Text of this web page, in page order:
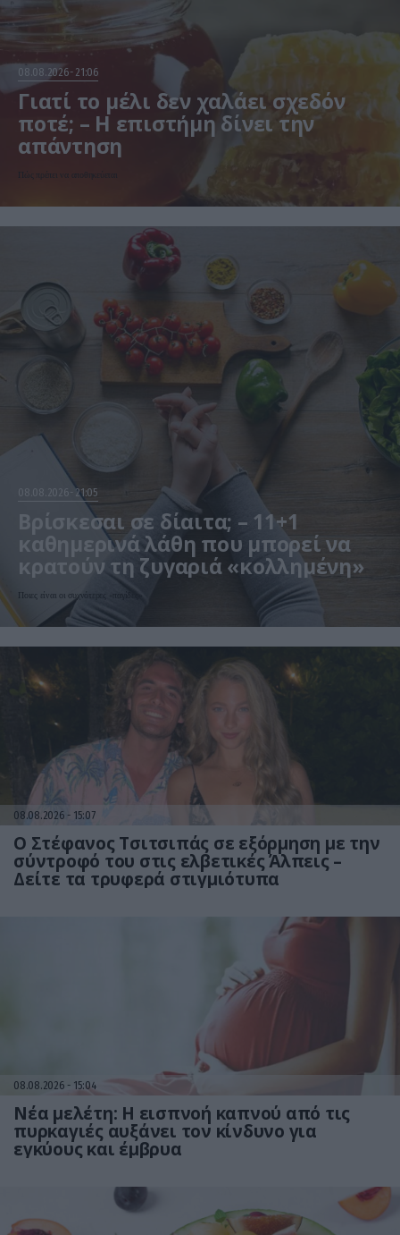
08.08.2026 21:06
Γιατί το μέλι δεν χαλάει σχεδόν
ποτέ; – Η επιστήμη δίνει την
απάντηση
Πώς πρέπει να αποθηκεύεται
08.08.2026 21:05
Βρίσκεσαι σε δίαιτα; – 11+1
καθημερινά λάθη που μπορεί να
κρατούν τη ζυγαριά «κολλημένη»
Ποιες είναι οι συχνότερες «παγίδες»
08.08.2026 15:07
Ο Στέφανος Τσιτσιπάς σε εξόρμηση με την
σύντροφό του στις ελβετικές Άλπεις –
Δείτε τα τρυφερά στιγμιότυπα
08.08.2026 15:04
Νέα μελέτη: Η εισπνοή καπνού από τις
πυρκαγιές αυξάνει τον κίνδυνο για
εγκύους και έμβρυα